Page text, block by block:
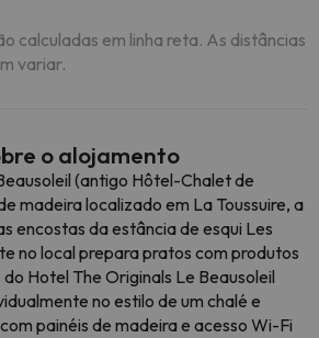
calculadas em linha reta. As distâncias
variar.
o alojamento
(antigo Hôtel-Chalet de
madeira localizado em La Toussuire, a
encostas da estância de esqui Les
no local prepara pratos com produtos
Hotel The Originals Le Beausoleil
no estilo de um chalé e
painéis de madeira e acesso Wi-Fi